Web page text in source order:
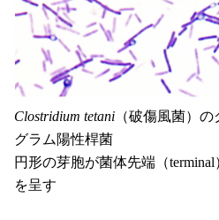
Clostridium tetani （破傷風菌）
グラム陽性桿菌
円形の芽胞が菌体先端（
を呈す